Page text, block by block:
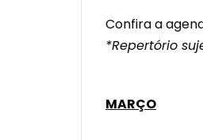
Confira a
*Repertório
MARÇO